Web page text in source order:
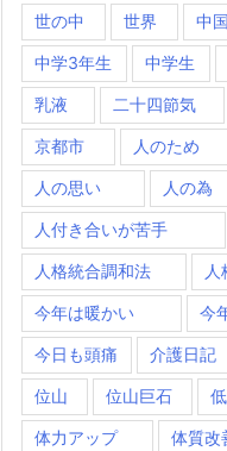
世の中 世界 中国
中学3年生 中学生
乳液 二十四節気
京都市 人のため
人の思い 人の為
人付き合いが苦手
人格統合調和法 人
今年は暖かい 今
今日も頭痛 介護日記
位山 位山巨石
体力アップ 体質改